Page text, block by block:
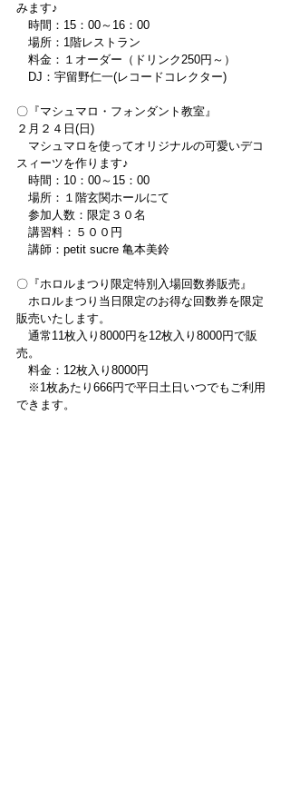
みます♪
時間：15：00～16：00
場所：1階レストラン
料金：１オーダー（ドリンク250円～）
DJ：宇留野仁一(レコードコレクター)
〇『マシュマロ・フォンダント教室』
２月２４日(日)
マシュマロを使ってオリジナルの可愛いデコ
スィーツを作ります♪
時間：10：00～15：00
場所：１階玄関ホールにて
参加人数：限定３０名
講習料：５００円
講師：petit sucre 亀本美鈴
〇『ホロルまつり限定特別入場回数券販売』
ホロルまつり当日限定のお得な回数券を限定
販売いたします。
通常11枚入り8000円を12枚入り8000円で販
売。
料金：12枚入り8000円
※1枚あたり666円で平日土日いつでもご利用
できます。